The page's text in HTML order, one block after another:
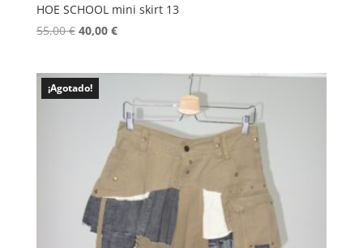
HOE SCHOOL mini skirt 13
55,00€ El
era:
55,00 €.
40,00 €El
40,00 €.
¡Agotado!